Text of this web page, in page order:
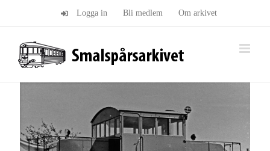
Logga in Bli medlem Om arkivet